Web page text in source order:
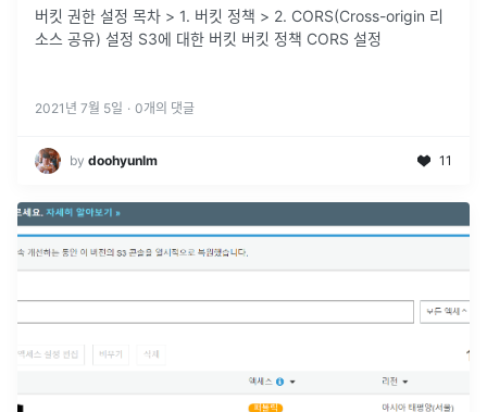
버킷 권한 설정 목차 > 1. 버킷 정책 > 2. CORS(Cross-origin 리
소스 공유) 설정 S3에 대한 버킷 버킷 정책 CORS 설정
2021년 7월 5일 · 0개의 댓글
by doohyunlm 11